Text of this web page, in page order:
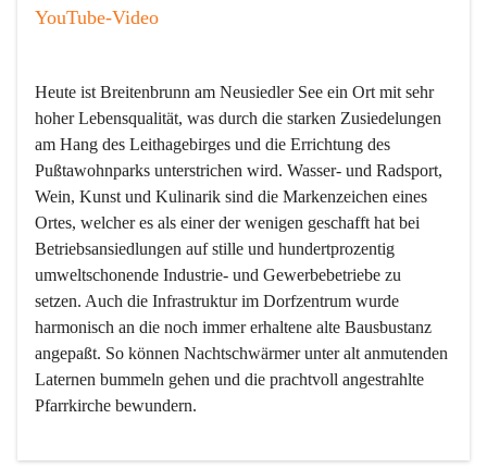
YouTube-Video
Heute ist Breitenbrunn am Neusiedler See ein Ort mit sehr
hoher Lebensqualität, was durch die starken Zusiedelungen
am Hang des Leithagebirges und die Errichtung des
Pußtawohnparks unterstrichen wird. Wasser- und Radsport,
Wein, Kunst und Kulinarik sind die Markenzeichen eines
Ortes, welcher es als einer der wenigen geschafft hat bei
Betriebsansiedlungen auf stille und hundertprozentig
umweltschonende Industrie- und Gewerbebetriebe zu
setzen. Auch die Infrastruktur im Dorfzentrum wurde
harmonisch an die noch immer erhaltene alte Bausbustanz
angepaßt. So können Nachtschwärmer unter alt anmutenden
Laternen bummeln gehen und die prachtvoll angestrahlte
Pfarrkirche bewundern.
Der Weinbau dominert heute nicht mehr, ist aber integrativer